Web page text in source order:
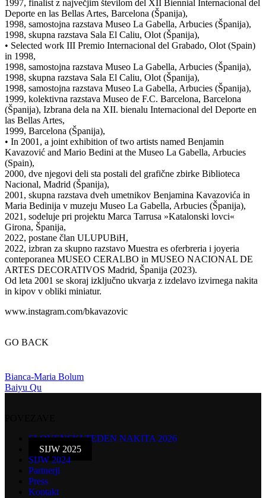
1997, finalist z največjim številom del XII Biennial Internacional del
Deporte en las Bellas Artes, Barcelona (Španija),
1998, samostojna razstava Museo La Gabella, Arbucies (Španija),
1998, skupna razstava Sala El Caliu, Olot (Španija),
• Selected work III Premio Internacional del Grabado, Olot (Spain)
in 1998,
1998, samostojna razstava Museo La Gabella, Arbucies (Španija),
1998, skupna razstava Sala El Caliu, Olot (Španija),
1998, samostojna razstava Museo La Gabella, Arbucies (Španija),
1999, kolektivna razstava Museo de F.C. Barcelona, Barcelona
(Španija), Izbrana dela na XII. bienalu Internacional del Deporte en
las Bellas Artes,
1999, Barcelona (Španija),
• In 2001, a joint exhibition of two artists named Benjamin
Kavazović and Mario Bedini at the Museo La Gabella, Arbucies
(Spain),
2000, dve njegovi deli sta postali del grafične zbirke Biblioteca
Nacional, Madrid (Španija),
2001, skupna razstava dveh umetnikov Benjamina Kavazovića in
Maria Bedinija v muzeju Museo La Gabella, Arbucies (Španija),
2021, sodeluje pri projektu Marca Tarrusa »Katalonski lovci«
Girona, Španija,
2022, postane član ULUPUBiH,
2022, izbran za skupno razstavo Muestra es oferbreria i joyeria
conteporanea MUSEO CERALBO in MUSEO NACIONAL DE
ARTES DECORATIVOS Madrid, Španija (2023).
Od leta 2001 se skoraj izključno ukvarja z izdelavo izvirnega nakita
in kipov v obliki miniatur.
www.instagram.com/bkavazovic
GO BACK
Bianca-Maria Bolum
Baiyu Qu
SLOVENSKI TEDEN NAKITA 2026
SIJW 2025
SIJW 2024
Partnerji
Press
Kontakt